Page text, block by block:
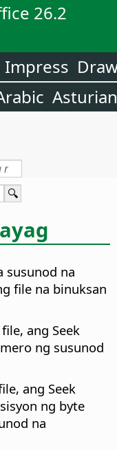
26.2
Impress
Asturian
susunod na
file na binuksan
ang Seek
ng susunod
ang Seek
ng byte
na